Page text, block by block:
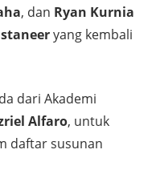
, dan Ryan Kurnia
yang kembali
dari Akademi
Alfaro, untuk
daftar susunan